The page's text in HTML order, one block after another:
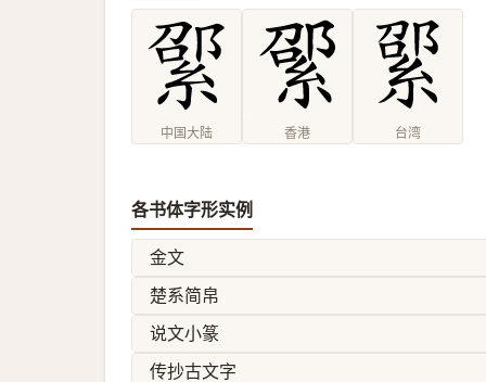
中国大陆 香港 台湾
各书体字形实例
金文
楚系简帛
说文小篆
传抄古文字